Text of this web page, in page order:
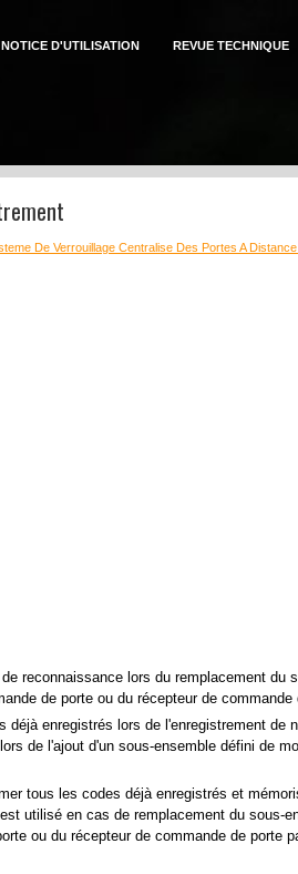
NOTICE D'UTILISATION REVUE TECHNIQUE
De Verrouillage Centralise Des Portes A
reconnaissance lors du remplacement du
de porte ou du récepteur de commande
déjà enregistrés lors de l'enregistrement de
de l'ajout d'un sous-ensemble défini de
tous les codes déjà enregistrés et
utilisé en cas de remplacement du sous-
ou du récepteur de commande de porte